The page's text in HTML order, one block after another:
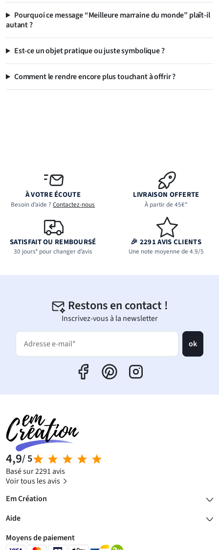
Pourquoi ce message “Meilleure marraine du monde” plaît-il
autant ?
Est-ce un objet pratique ou juste symbolique ?
Comment le rendre encore plus touchant à offrir ?
À VOTRE ÉCOUTE
Besoin d’aide ?Contactez-nous
LIVRAISON OFFERTE
À partir de 45€*
SATISFAIT OU REMBOURSÉ
30 jours* pour changer d’avis
🎉 2291 AVIS CLIENTS
Une note moyenne de 4.9/5
Restons en contact !
Inscrivez-vous à la newsletter
Adresse e-mail* ok
4,9/ 5
Basé sur 2291 avis
Voir tous les avis
Em Création
Aide
Moyens de paiement